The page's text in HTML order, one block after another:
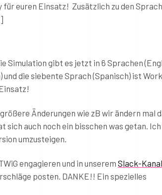
für euren Einsatz! Zusätzlich zu den
Simulation gibt es jetzt in 6 Sprachen
die siebente Sprach (Spanisch) ist
Änderungen wie zB wir ändern mal
auch noch ein bisschen was getan. Ich
umzusteigen.
engagieren und in unseremSlack-Kanal
posten. DANKE!! Ein spezielles